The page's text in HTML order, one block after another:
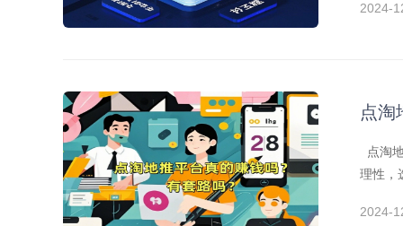
2024-
点淘
点淘
理性，
2024-